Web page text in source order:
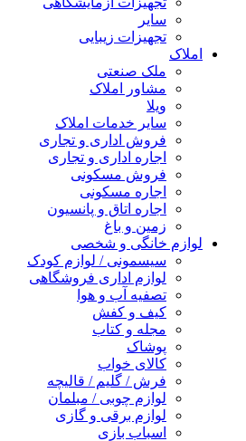
سایر
تجهیزات زیبایی
املاک
ملک صنعتی
مشاور املاک
ویلا
سایر خدمات املاک
فروش اداری و تجاری
اجاره اداری و تجاری
فروش مسکونی
اجاره مسکونی
اجاره اتاق و پانسیون
زمین و باغ
لوازم خانگی و شخصی
سیسمونی / لوازم کودک
لوازم اداری فروشگاهی
تصفیه آب و هوا
کیف و کفش
مجله و کتاب
پوشاک
کالای خواب
فرش / گلیم / قالیچه
لوازم چوبی / مبلمان
لوازم برقی و گازی
اسباب بازی